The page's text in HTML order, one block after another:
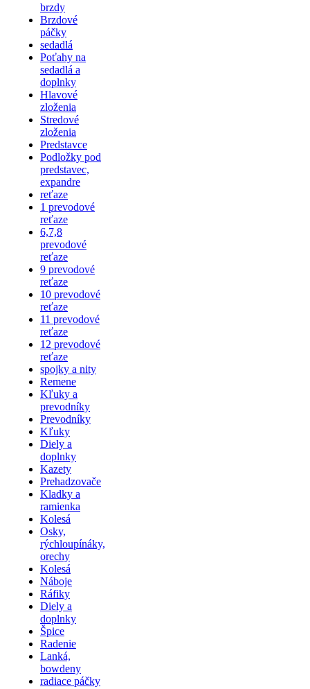
brzdy
Brzdové
páčky
sedadlá
Poťahy na
sedadlá a
doplnky
Hlavové
zloženia
Stredové
zloženia
Predstavce
Podložky pod
predstavec,
expandre
reťaze
1 prevodové
reťaze
6,7,8
prevodové
reťaze
9 prevodové
reťaze
10 prevodové
reťaze
11 prevodové
reťaze
12 prevodové
reťaze
spojky a nity
Remene
Kľuky a
prevodníky
Prevodníky
Kľuky
Diely a
doplnky
Kazety
Prehadzovače
Kladky a
ramienka
Kolesá
Osky,
rýchloupínáky,
orechy
Kolesá
Náboje
Ráfiky
Diely a
doplnky
Špice
Radenie
Lanká,
bowdeny
radiace páčky